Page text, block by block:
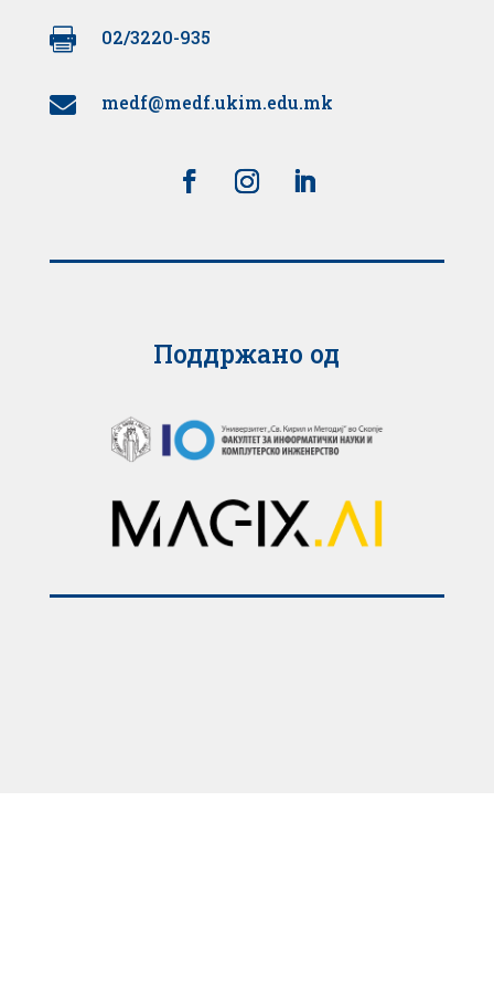
 02/3220-935
 medf@medf.ukim.edu.mk
Поддржано од